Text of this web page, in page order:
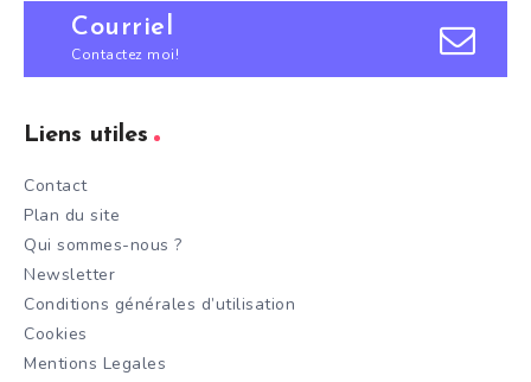
Courriel
Contactez moi!
Liens utiles
Contact
Plan du site
Qui sommes-nous ?
Newsletter
Conditions générales d’utilisation
Cookies
Mentions Legales